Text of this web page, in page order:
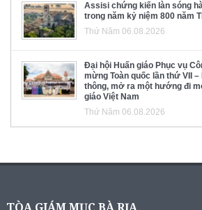
Assisi chứng kiến làn sóng
trong năm kỷ niệm 800 năm
Thứ Năm 06.08.2026
Đại hội Huấn giáo Phục vụ
mừng Toàn quốc lần thứ VII
thông, mở ra một hướng đi
giáo Việt Nam
Thứ Năm 06.08.2026